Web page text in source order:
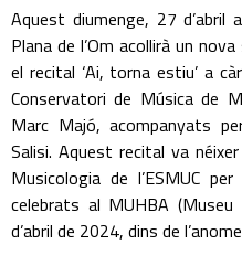
Aquest diumenge, 27 d’abril
Plana de l’Om acollirà un
el recital ‘Ai, torna estiu’ a
Conservatori de Música de
Marc Majó, acompanyats
Salisi. Aquest recital va
Musicologia de l’ESMUC
celebrats al MUHBA (Museu
d’abril de 2024, dins de